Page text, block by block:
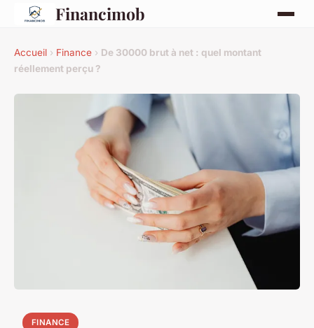
Financimob
Accueil › Finance › De 30000 brut à net : quel montant
réellement perçu ?
FINANCE